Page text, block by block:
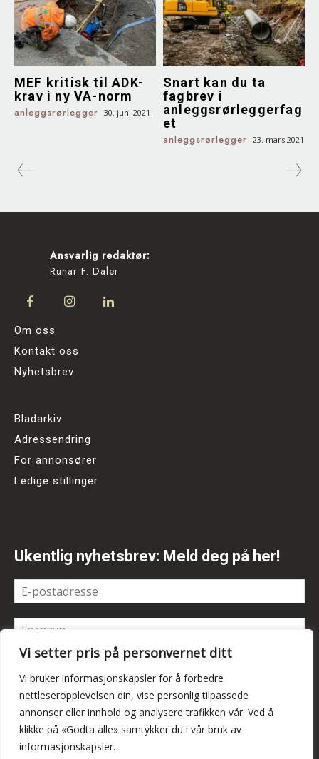
Vi setter pris på personvernet ditt
Vi bruker informasjonskapsler for å forbedre
nettleseropplevelsen din, vise personlig tilpassede
annonser eller innhold og analysere trafikken vår. Ved å
klikke på «Godta alle» samtykker du i vår bruk av
informasjonskapsler.
MEF kritisk til ADK-
krav i ny VA-norm
anleggsrørlegger 30. juni 2021
Snart kan du ta
fagbrev i
anleggsrørleggerfag
et
anleggsrørlegger 23. mars 2021
Ansvarlig redaktør:
Runar F. Daler
Om oss
Kontakt oss
Nyhetsbrev
Bladarkiv
Adressendring
For annonsører
Ledige stillinger
Ukentlig nyhetsbrev: Meld deg på her!